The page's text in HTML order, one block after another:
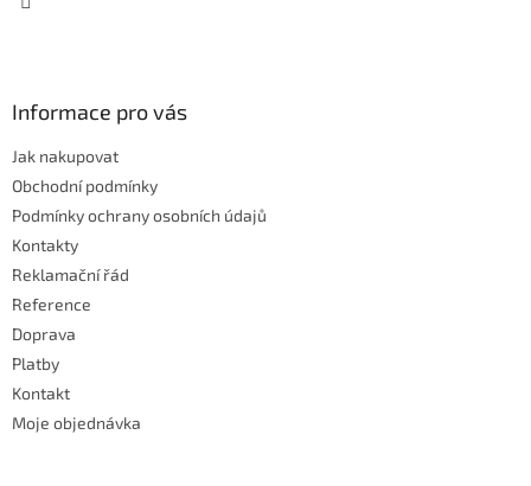
Informace pro vás
Jak nakupovat
Obchodní podmínky
Podmínky ochrany osobních údajů
Kontakty
Reklamační řád
Reference
Doprava
Platby
Kontakt
Moje objednávka